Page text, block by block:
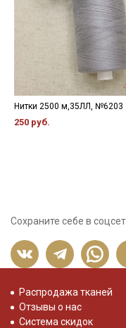
Нитки 2500 м,35ЛЛ, №6203
250 руб.
Сохраните себе в
Распродажа тканей
Отзывы о нас
Система скидок